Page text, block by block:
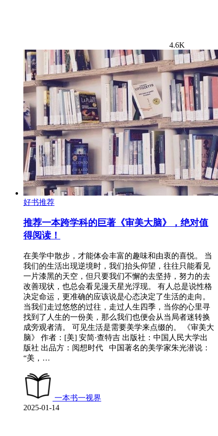
4.6K
好书推荐
推荐一本跨学科的巨著《审美大脑》，绝对值
得阅读！
在美学中散步，才能体会丰富的趣味和由衷的喜悦。 当
我们的生活出现逆境时，我们抬头仰望，往往只能看见
一片漆黑的天空，但只要我们不懈的去坚持，努力的去
改善现状，也总会看见漫天星光浮现。 有人总是说性格
决定命运，更准确的应该说是心态决定了生活的走向。
当我们走过悠悠的过往，走过人生四季，当你的心里寻
找到了人生的一份美，那么我们也便会从当局者迷转换
成旁观者清。 可见生活是需要美学来点缀的。 《审美大
脑》 作者：[美] 安简·查特吉 出版社：中国人民大学出
版社 出品方：阅想时代 中国著名的美学家朱光潜说：
“美，…
一本书一视界
2025-01-14